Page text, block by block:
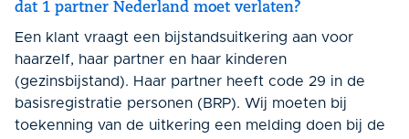
dat 1 partner Nederland moet verlaten?
Een klant vraagt een bijstandsuitkering aan voor
haarzelf, haar partner en haar kinderen
(gezinsbijstand). Haar partner heeft code 29 in de
basisregistratie personen (BRP). Wij moeten bij
toekenning van de uitkering een melding doen bij de